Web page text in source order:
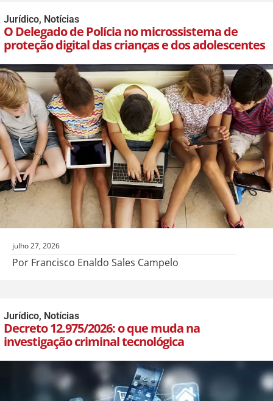
Jurídico, Notícias
O Delegado de Polícia no microssistema de
proteção digital das crianças e dos adolescentes
julho 27, 2026
Por Francisco Enaldo Sales Campelo
Jurídico, Notícias
Decreto 12.975/2026: o que muda na
investigação criminal tecnológica